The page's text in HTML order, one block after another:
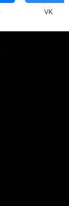
VK